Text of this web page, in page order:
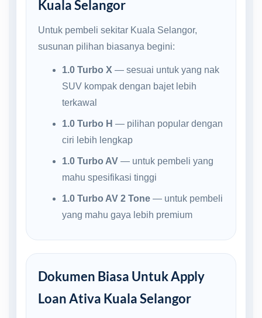
Kuala Selangor
Untuk pembeli sekitar Kuala Selangor,
susunan pilihan biasanya begini:
1.0 Turbo X — sesuai untuk yang nak
SUV kompak dengan bajet lebih
terkawal
1.0 Turbo H — pilihan popular dengan
ciri lebih lengkap
1.0 Turbo AV— untuk pembeli yang
mahu spesifikasi tinggi
1.0 Turbo AV 2 Tone— untuk pembeli
yang mahu gaya lebih premium
Dokumen Biasa Untuk Apply
Loan Ativa Kuala Selangor